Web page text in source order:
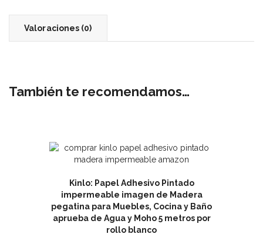
Valoraciones (0)
También te recomendamos…
Kinlo: Papel Adhesivo Pintado
impermeable imagen de Madera
pegatina para Muebles, Cocina y Baño
aprueba de Agua y Moho 5 metros por
rollo blanco